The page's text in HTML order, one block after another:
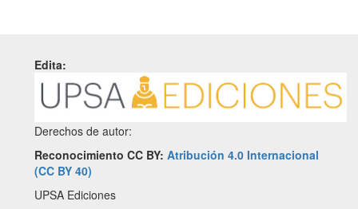
Edita:
Derechos de autor:
Reconocimiento CC BY: Atribución 4.0 Internacional
(CC BY 40)
UPSA Ediciones